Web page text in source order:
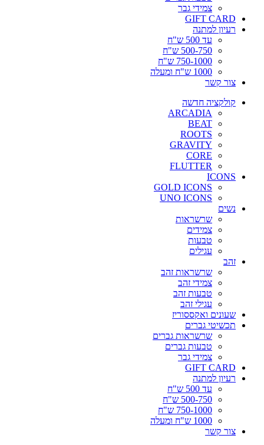
צמידי גבר
GIFT CARD
רעיון למתנה
עד 500 ש"ח
500-750 ש"ח
750-1000 ש"ח
1000 ש"ח ומעלה
צור קשר
קולקציה חדשה
ARCADIA
BEAT
ROOTS
GRAVITY
CORE
FLUTTER
ICONS
GOLD ICONS
UNO ICONS
נשים
שרשראות
צמידים
טבעות
עגילים
זהב
שרשראות זהב
צמידי זהב
טבעות זהב
עגילי זהב
שעונים ואקססוריז
תכשיטי גברים
שרשראות גברים
טבעות גברים
צמידי גבר
GIFT CARD
רעיון למתנה
עד 500 ש"ח
500-750 ש"ח
750-1000 ש"ח
1000 ש"ח ומעלה
צור קשר